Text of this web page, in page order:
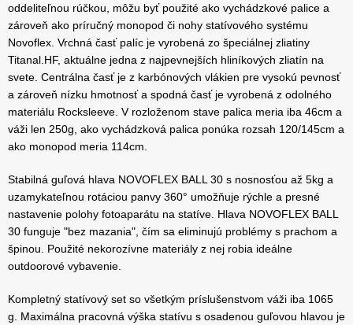
oddeliteľnou rúčkou, môžu byť použité ako vychádzkové palice a
zároveň ako príručný monopod či nohy statívového systému
Novoflex. Vrchná časť palíc je vyrobená zo špeciálnej zliatiny
Titanal.HF, aktuálne jedna z najpevnejších hliníkových zliatín na
svete. Centrálna časť je z karbónových vlákien pre vysokú pevnosť
a zároveň nízku hmotnosť a spodná časť je vyrobená z odolného
materiálu Rocksleeve. V rozloženom stave palica meria iba 46cm a
váži len 250g, ako vychádzková palica ponúka rozsah 120/145cm a
ako monopod meria 114cm.
Stabilná guľová hlava NOVOFLEX BALL 30 s nosnosťou až 5kg a
uzamykateľnou rotáciou panvy 360° umožňuje rýchle a presné
nastavenie polohy fotoaparátu na statíve. Hlava NOVOFLEX BALL
30 funguje "bez mazania", čím sa eliminujú problémy s prachom a
špinou. Použité nekorozívne materiály z nej robia ideálne
outdoorové vybavenie.
Kompletný statívový set so všetkým príslušenstvom váži iba 1065
g. Maximálna pracovná výška statívu s osadenou guľovou hlavou je